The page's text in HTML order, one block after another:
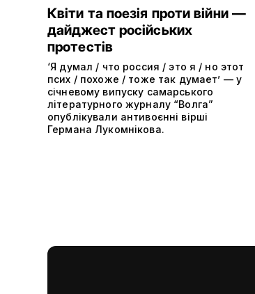
Квіти та поезія проти війни —
дайджест російських
протестів
‘Я думал / что россия / это я / но этот
псих / похоже / тоже так думает’ — у
січневому випуску самарського
літературного журналу “Волга”
опублікували антивоєнні вірші
Германа Лукомнікова.